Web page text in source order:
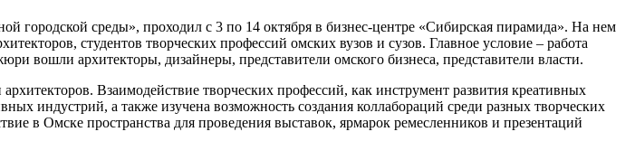
городской среды», проходил с 3 по 14 октября в бизнес-центре «Сибирская пирамида». На нем
студентов творческих профессий омских вузов и сузов. Главное условие – работа
вошли архитекторы, дизайнеры, представители омского бизнеса, представители власти.
Взаимодействие творческих профессий, как инструмент развития креативных
индустрий, а также изучена возможность создания коллабораций среди разных творческих
в Омске пространства для проведения выставок, ярмарок ремесленников и презентаций